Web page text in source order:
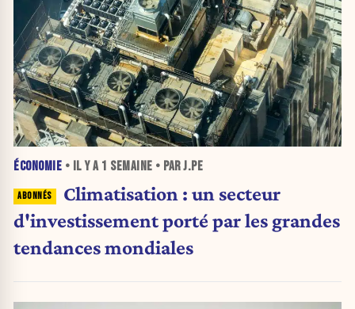
ÉCONOMIE • IL Y A 1 SEMAINE • PAR J.PE
Climatisation : un secteur
d'investissement porté par les grandes
tendances mondiales